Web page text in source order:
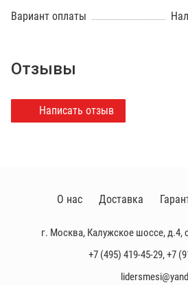
Вариант оплаты
Отзывы
Написать отзыв
г. Москва, Калужское шоссе, д.4,
+7 (495) 419-45-29,+7
О нас Доставка